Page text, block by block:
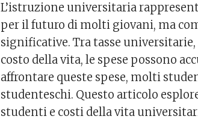
L’istruzione universitaria
per il futuro di molti giovani, ma
significative. Tra tasse
costo della vita, le spese possono
affrontare queste spese, molti
studenteschi. Questo articolo
studenti e costi della vita